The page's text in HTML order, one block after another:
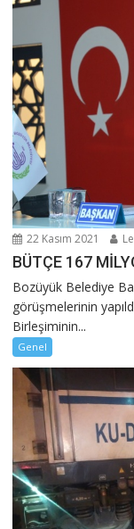
22 Kasım 2021
BÜTÇE 167
Bozüyük Belediye
görüşmelerinin
Birleşiminin...
Genel